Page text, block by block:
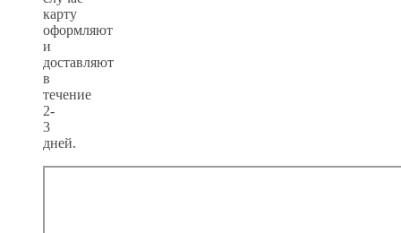
карту
оформляют
и
доставляют
в
течение
2-
3
дней.